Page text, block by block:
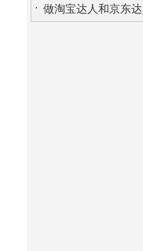
· 做淘宝达人和京东